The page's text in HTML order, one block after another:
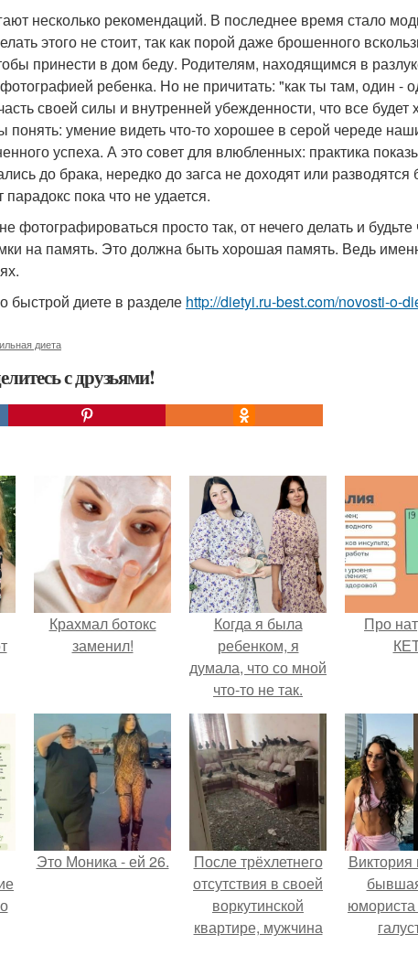
несколько рекомендаций. В последнее время стало
этого не стоит, так как порой даже брошенного
принести в дом беду. Родителям, находящимся в
ребенка. Но не причитать: "как ты там, один -
своей силы и внутренней убежденности, что все
понять: умение видеть что-то хорошее в серой череде
успеха. А это совет для влюбленных: практика
до брака, нередко до загса не доходят или
пока что не удается.
фотографироваться просто так, от нечего делать и
на память. Это должна быть хорошая память. Ведь
быстрой диете в разделе http://dietyi.ru-best.com/novosti-o-
диета
с друзьями!
Крахмал ботокс
заменил!
Когда я была
ребенком, я
думала, что со мной
что-то не так.
Про
Это Моника - ей 26.
После трёхлетнего
отсутствия в своей
воркутинской
квартире, мужчина
Виктория